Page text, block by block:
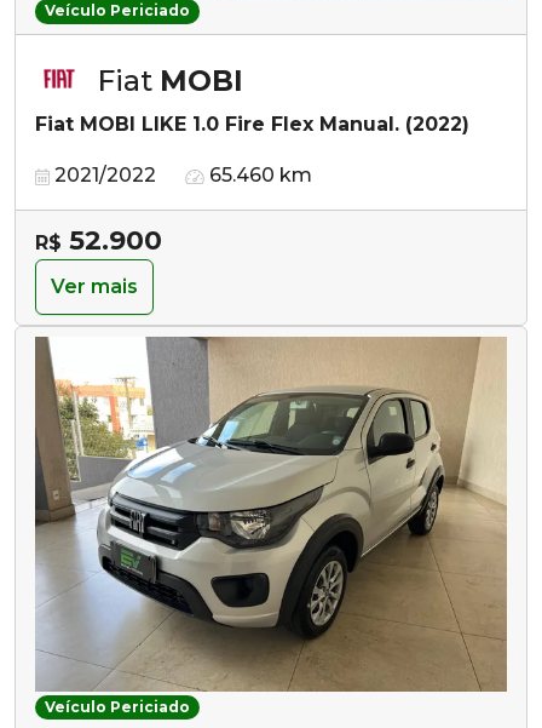
Veículo Periciado
Fiat MOBI
Fiat MOBI LIKE 1.0 Fire Flex Manual. (2022)
2021/2022 65.460 km
R$ 52.900
Ver mais
Veículo Periciado